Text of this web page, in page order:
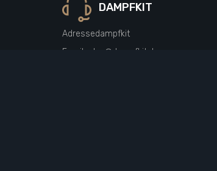
DAMPFKIT
Adressedampfkit
Email sales@dampfkit.de